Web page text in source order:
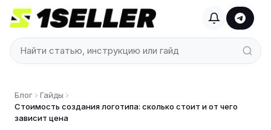
Блог
Гайды
Стоимость создания логотипа: сколько стоит и от чего
зависит цена